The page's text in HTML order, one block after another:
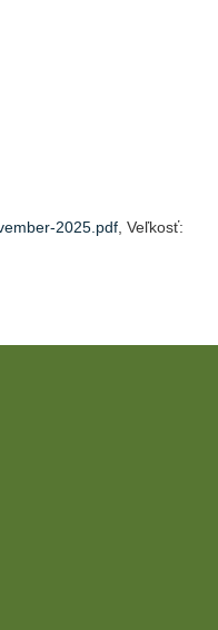
2025.pdf, Veľkosť: